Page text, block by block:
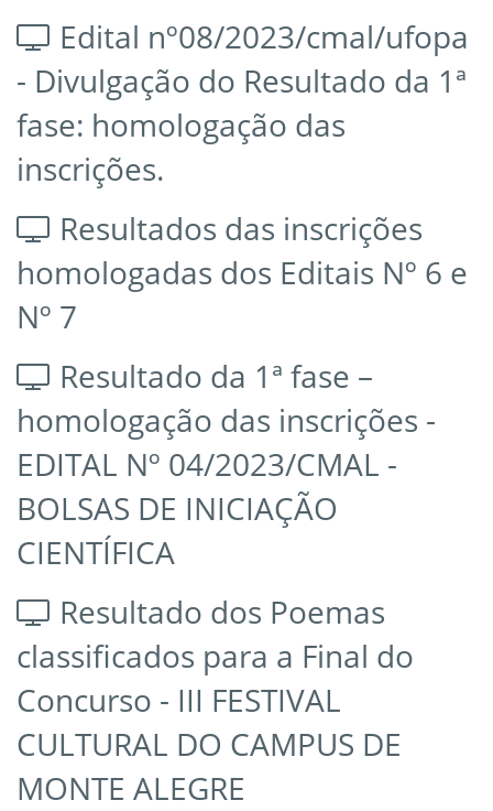
Edital nº08/2023/cmal/ufopa
- Divulgação do Resultado da 1ª
fase: homologação das
inscrições.
Resultados das inscrições
homologadas dos Editais Nº 6 e
Nº 7
Resultado da 1ª fase –
homologação das inscrições -
EDITAL Nº 04/2023/CMAL -
BOLSAS DE INICIAÇÃO
CIENTÍFICA
Resultado dos Poemas
classificados para a Final do
Concurso - III FESTIVAL
CULTURAL DO CAMPUS DE
MONTE ALEGRE